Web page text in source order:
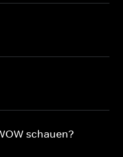
schauen?